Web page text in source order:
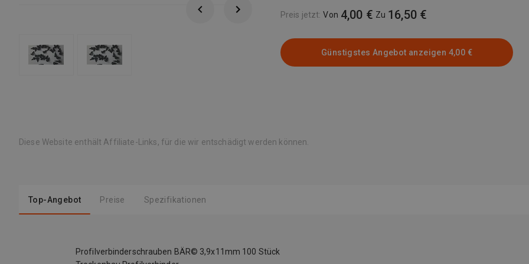
Preis jetzt: Von 4,00 € Zu 16,50 €
Günstigstes Angebot anzeigen 4,00 €
Diese Website enthält Affiliate-Links, für die wir entschädigt werden können.
Top-Angebot Preise Spezifikationen
Profilverbinderschrauben BÄR© 3,9x11mm 100 Stück